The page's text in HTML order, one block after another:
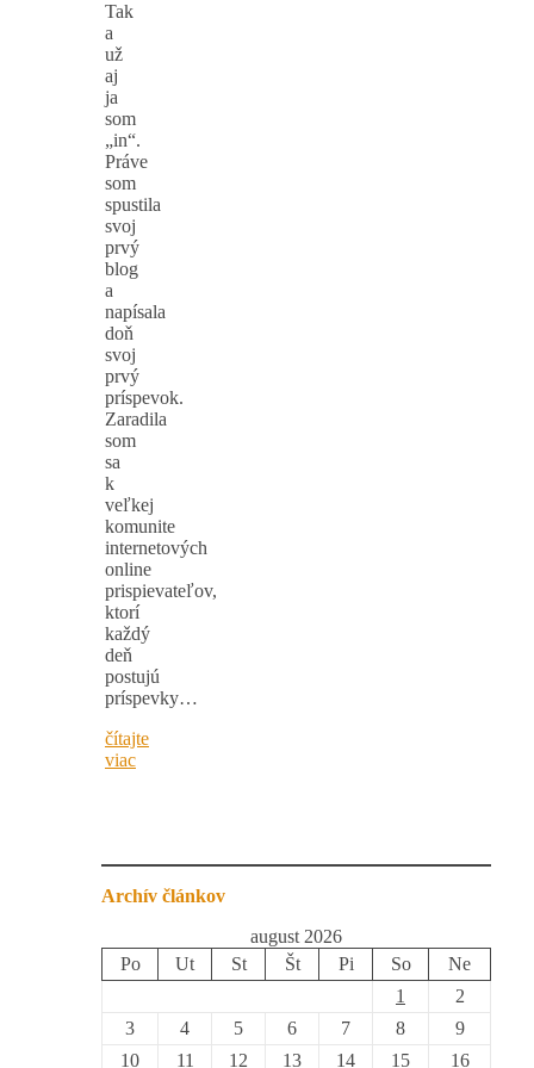
Tak
a
už
aj
ja
som
„in“.
Práve
som
spustila
svoj
prvý
blog
a
napísala
doň
svoj
prvý
príspevok.
Zaradila
som
sa
k
veľkej
komunite
internetových
online
prispievateľov,
ktorí
každý
deň
postujú
príspevky…
čítajte
viac
Archív článkov
august 2026
Po
Ut St Št Pi So
Ne
1
2
3
4 5 6 7 8
9
10
11 12 13 14 15
16